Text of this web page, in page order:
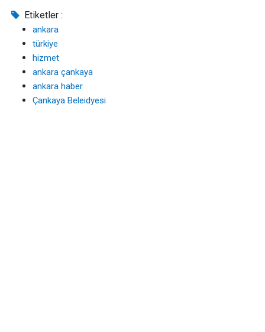
Etiketler :
ankara
türkiye
hizmet
ankara çankaya
ankara haber
Çankaya Beleidyesi